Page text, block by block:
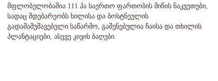
მფლობელობაშია 111 ჰა საერთო ფართობის მიწის ნაკვეთები,
სადაც მდებარეობს ხილისა და ბოსტნეულის
გადამამუშავებელი საწარმო, გაშენებულია ჩაისა და თხილის
პლანტაციები, ასევე კივის ბაღები.